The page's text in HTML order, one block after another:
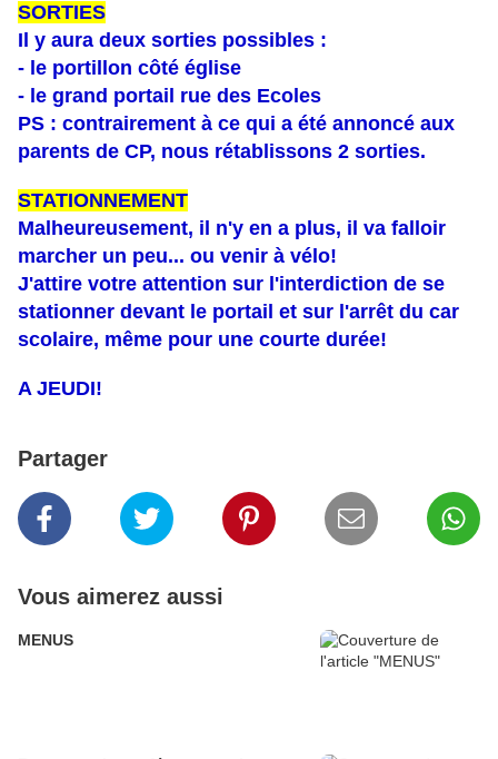
SORTIES
Il y aura deux sorties possibles :
- le portillon côté église
- le grand portail rue des Ecoles
PS : contrairement à ce qui a été annoncé aux
parents de CP, nous rétablissons 2 sorties.
STATIONNEMENT
Malheureusement, il n'y en a plus, il va falloir
marcher un peu... ou venir à vélo!
J'attire votre attention sur l'interdiction de se
stationner devant le portail et sur l'arrêt du car
scolaire, même pour une courte durée!
A JEUDI!
Partager
Vous aimerez aussi
MENUS